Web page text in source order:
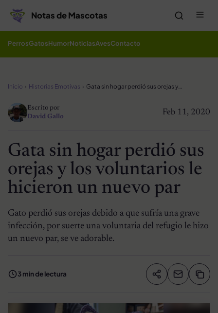
Notas de Mascotas
PerrosGatosHumorNoticiasAvesContacto
Inicio Historias Emotivas Gata sin hogar perdió sus orejas y los voluntarios le hicieron un nuevo par
Feb 11, 2020
Escrito por
David Gallo
Gata sin hogar perdió sus
orejas y los voluntarios le
hicieron un nuevo par
Gato perdió sus orejas debido a que sufría una grave
infección, por suerte una voluntaria del refugio le hizo
un nuevo par, se ve adorable.
3 min de lectura Compartir